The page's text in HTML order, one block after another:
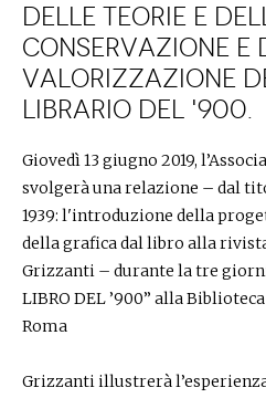
delle teorie e
conservazione e
valorizzazione
librario del '900.
Giovedì 13 giugno 2019,
svolgerà una relazione – dal
1939: l'introduzione della
della grafica dal libro alla
Grizzanti – durante la tre
LIBRO DEL ’900” alla
Roma
Grizzanti illustrerà